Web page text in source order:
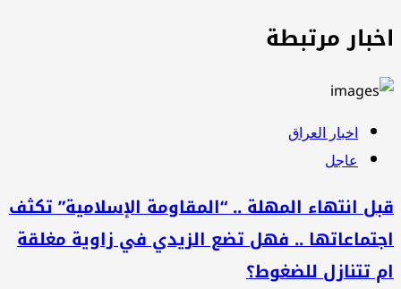
اخبار مرتبطة
اخبار العراق
عاجل
قبل انتهاء المهلة .. “المقاومة الإسلامية” تكثف
اجتماعاتها .. فهل تضع الزيدي في زاوية مغلقة
ام تتنازل للضغوط؟